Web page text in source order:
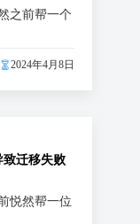
之前帮一个
2024年4月8日
致迁移失败
悦然帮一位